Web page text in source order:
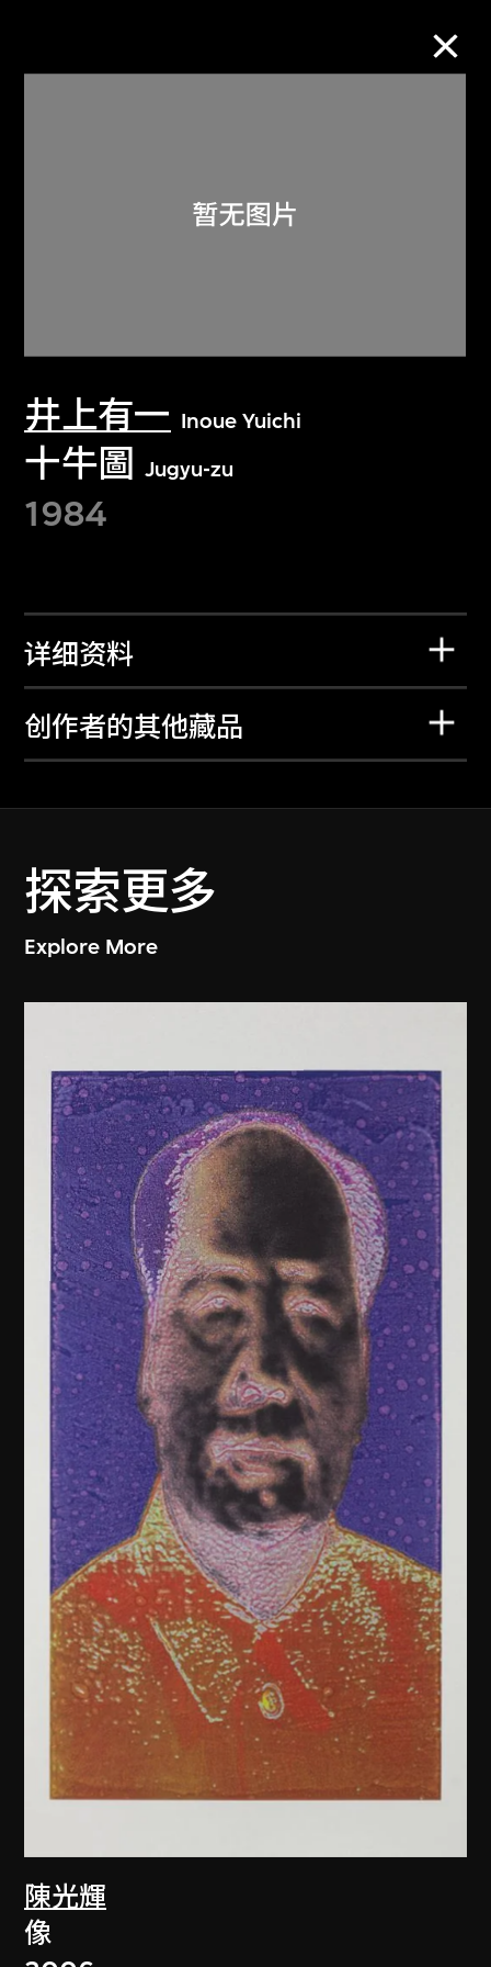
井上有一 Inoue Yuichi
十牛圖 Jugyu-zu
1984
详细资料
创作者的其他藏品
探索更多
Explore More
陳光輝
像
关于M+藏品
探索世界顶级的二十及二十一世纪视觉
文化藏品。